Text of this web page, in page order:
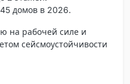
домов в 2026.
на рабочей силе и
сейсмоустойчивости